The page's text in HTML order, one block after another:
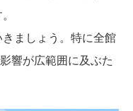
ましょう。特に全館
響が広範囲に及ぶた